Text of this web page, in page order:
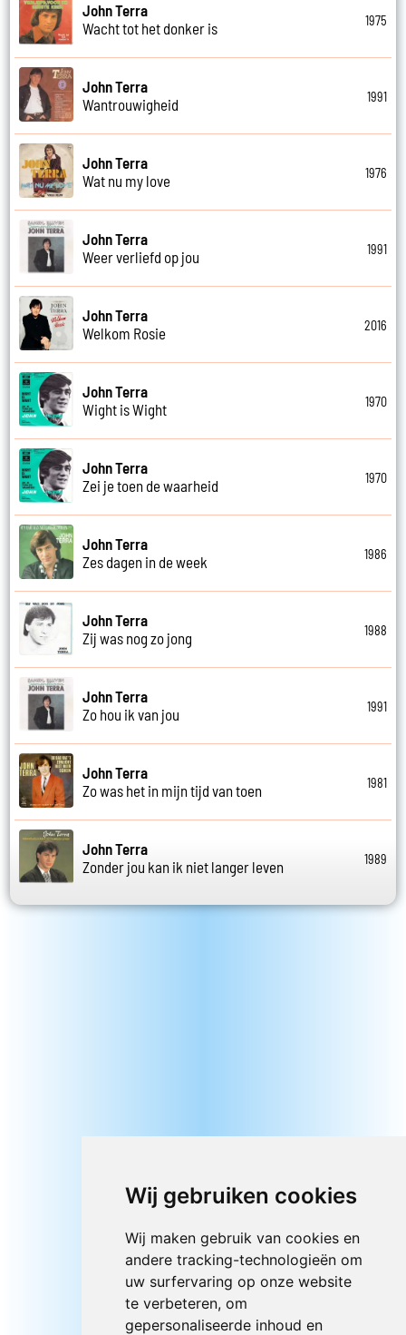
Wij gebruiken cookies
Wij maken gebruik van cookies en
andere tracking-technologieën om
uw surfervaring op onze website
te verbeteren, om
gepersonaliseerde inhoud en
John Terra
Wacht tot het donker is
1975
John Terra
Wantrouwigheid
1991
John Terra
Wat nu my love
1976
John Terra
Weer verliefd op jou
1991
John Terra
Welkom Rosie
2016
John Terra
Wight is Wight
1970
John Terra
Zei je toen de waarheid
1970
John Terra
Zes dagen in de week
1986
John Terra
Zij was nog zo jong
1988
John Terra
Zo hou ik van jou
1991
John Terra
Zo was het in mijn tijd van toen
1981
John Terra
Zonder jou kan ik niet langer leven
1989